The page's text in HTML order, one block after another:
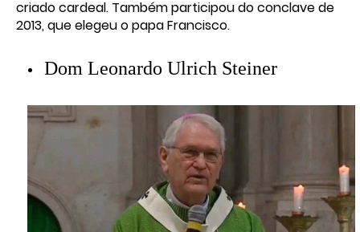
criado cardeal. Também participou do conclave de
2013, que elegeu o papa Francisco.
Dom Leonardo Ulrich Steiner